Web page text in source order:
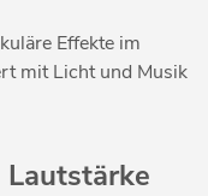
Effekte im
mit Licht und Musik